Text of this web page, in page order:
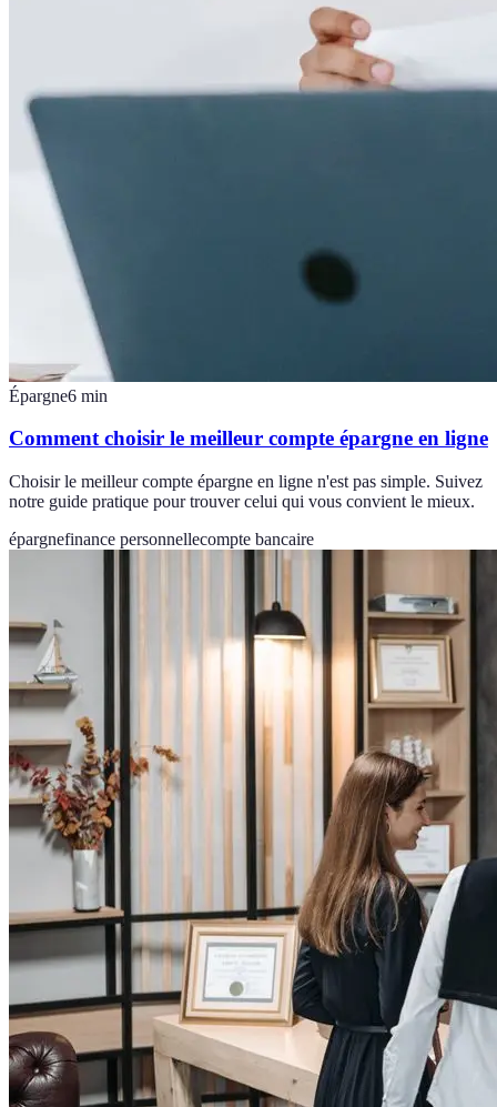
Épargne6 min
Comment choisir le meilleur compte épargne en ligne
Choisir le meilleur compte épargne en ligne n'est pas simple. Suivez
notre guide pratique pour trouver celui qui vous convient le mieux.
épargnefinance personnellecompte bancaire